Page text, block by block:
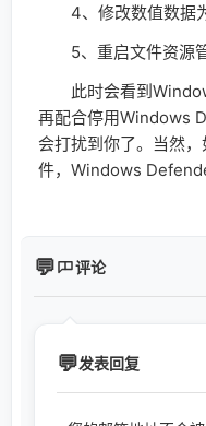
4、修改数值数据为
5、重启文件资源管
此时会看到
再配合停用Windows
会打扰到你了。当然
件，Windows
评论
发表回复